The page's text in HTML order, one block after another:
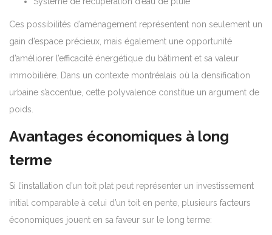
Ces possibilités d’aménagement représentent non seulement un
gain d’espace précieux, mais également une opportunité
d’améliorer l’efficacité énergétique du bâtiment et sa valeur
immobilière. Dans un contexte montréalais où la densification
urbaine s’accentue, cette polyvalence constitue un argument de
poids.
Avantages économiques à long
terme
Si l’installation d’un toit plat peut représenter un investissement
initial comparable à celui d’un toit en pente, plusieurs facteurs
économiques jouent en sa faveur sur le long terme: